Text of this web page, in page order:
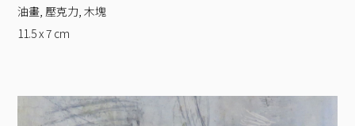
油畫, 壓克力, 木塊
11.5 x 7 cm